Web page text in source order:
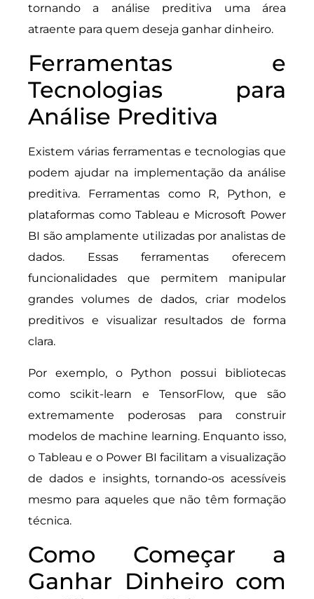
tornando a análise preditiva uma área
atraente para quem deseja ganhar dinheiro.
Ferramentas e
Tecnologias para
Análise Preditiva
Existem várias ferramentas e tecnologias que
podem ajudar na implementação da análise
preditiva. Ferramentas como R, Python, e
plataformas como Tableau e Microsoft Power
BI são amplamente utilizadas por analistas de
dados. Essas ferramentas oferecem
funcionalidades que permitem manipular
grandes volumes de dados, criar modelos
preditivos e visualizar resultados de forma
clara.
Por exemplo, o Python possui bibliotecas
como scikit-learn e TensorFlow, que são
extremamente poderosas para construir
modelos de machine learning. Enquanto isso,
o Tableau e o Power BI facilitam a visualização
de dados e insights, tornando-os acessíveis
mesmo para aqueles que não têm formação
técnica.
Como Começar a
Ganhar Dinheiro com